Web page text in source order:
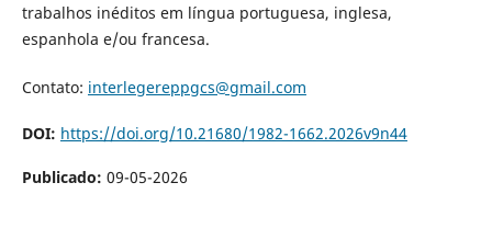
trabalhos inéditos em língua portuguesa, inglesa,
espanhola e/ou francesa.
Contato: interlegereppgcs@gmail.com
DOI: https://doi.org/10.21680/1982-1662.2026v9n44
Publicado: 09-05-2026